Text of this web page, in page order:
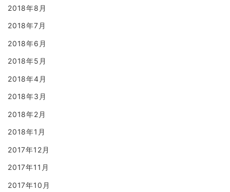
2018年8月
2018年7月
2018年6月
2018年5月
2018年4月
2018年3月
2018年2月
2018年1月
2017年12月
2017年11月
2017年10月